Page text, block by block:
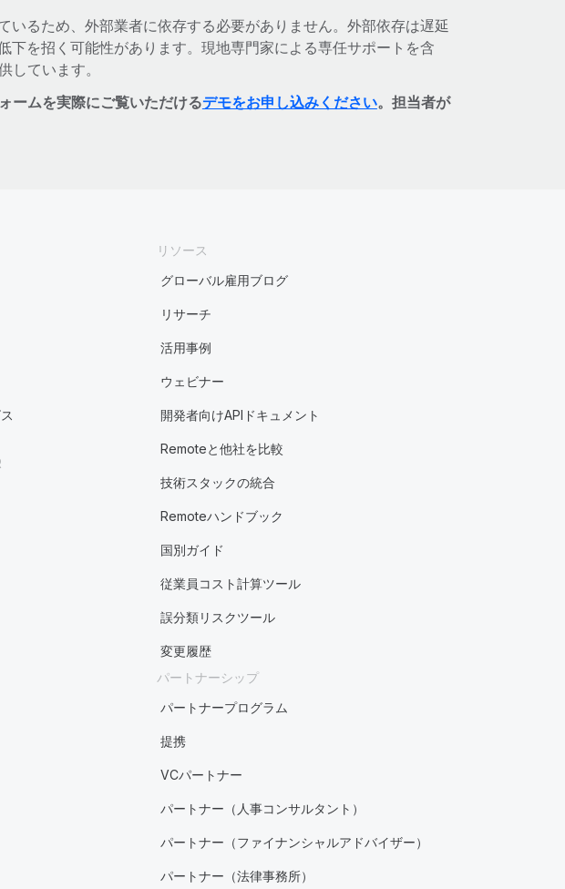
いるため、外部業者に依存する必要がありません。外部依存は遅延
下を招く可能性があります。現地専門家による専任サポートを含
しています。
ームを実際にご覧いただけるデモをお申し込みください。担当者が
リソース
グローバル雇用ブログ
リサーチ
活用事例
ウェビナー
開発者向けAPIドキュメント
Remoteと他社を比較
技術スタックの統合
Remoteハンドブック
国別ガイド
従業員コスト計算ツール
誤分類リスクツール
変更履歴
パートナーシップ
パートナープログラム
提携
VCパートナー
パートナー（人事コンサルタント）
パートナー（ファイナンシャルアドバイザー）
パートナー（法律事務所）